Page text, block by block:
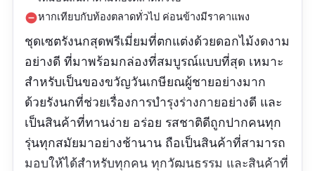
remove_circleหากเทียบกับท้องตลาดทั่วไป ค่อนข้างมีราคาแพง
ชุดเซตรังนกสุดพรีเมี่ยมที่ตกแต่งด้วยดอกไม้งดงาม
อย่างดี ที่มาพร้อมกล่องที่สมบูรณ์แบบที่สุด เหมาะ
สำหรับเป็นของขวัญวันเกษียณผู้ชายอย่างมาก
ด้วยรังนกที่ช่วยเรื่องการบำรุงร่างกายอย่างดี และ
เป็นสินค้าที่ทานง่าย อร่อย รสชาติดีถูกปากคนทุก
รุ่นทุกสมัยมาอย่างช้านาน ถือเป็นสินค้าที่สามารถ
มอบให้ได้สำหรับทุกคน ทุกวัฒนธรรม และสินค้าที่